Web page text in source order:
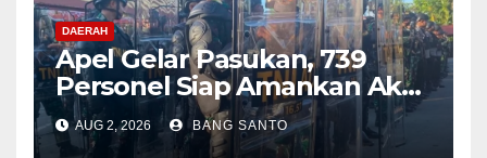
DAERAH
Apel Gelar Pasukan, 739
Personel Siap Amankan Aksi
Damai KNPB di Kantor MRP
Papua Tengah
AUG 2, 2026 BANG SANTO